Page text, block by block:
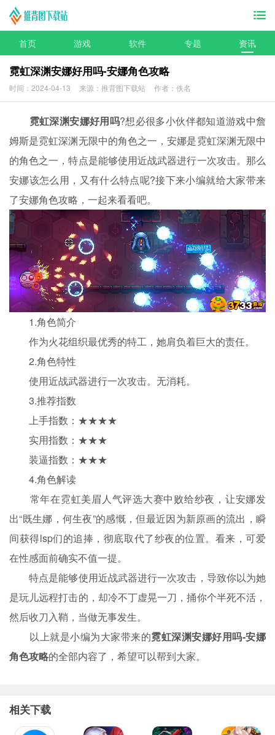
首页 游戏 软件 专题 资讯
霓虹深渊安娜好用吗-安娜角色攻略
时间：2024-04-13 来源：推背图下载站 作者：佚名
霓虹深渊安娜好用吗?想必很多小伙伴都知道游戏中詹
姆斯是霓虹深渊无限中的角色之一，安娜是霓虹深渊无限中
的角色之一，特点是能够使用近战武器进行一次攻击。那么
安娜该怎么用，又有什么特点呢?接下来小编就给大家带来
了安娜角色攻略，一起来看看吧。
1.角色简介
作为火花组织最优秀的特工，她肩负着巨大的责任。
2.角色特性
使用近战武器进行一次攻击。无消耗。
3.推荐指数
上手指数：★★★★
实用指数：★★★
装逼指数：★★★
4.角色解读
常年在霓虹美眉人气评选大赛中败给纱夜，让安娜发
出“既生娜，何生夜”的感慨，但最近因为新原画的流出，瞬
间获得lsp们的追捧，彻底取代了纱夜的位置。看来，可爱
在性感面前确实不值一提。
特点是能够使用近战武器进行一次攻击，导致你以为她
是玩儿远程打击的，却冷不丁虚晃一刀，捅你个半死不活，
然后收刀入鞘，当做无事发生。
以上就是小编为大家带来的霓虹深渊安娜好用吗-安娜
角色攻略的全部内容了，希望可以帮到大家。
相关下载